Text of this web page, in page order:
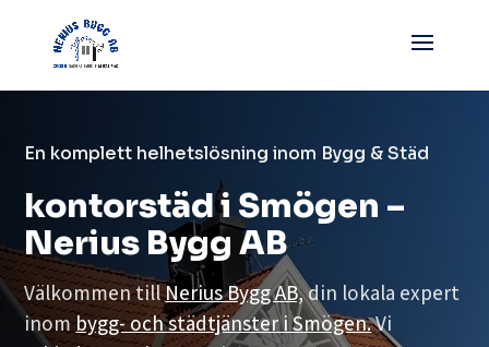
En komplett helhetslösning inom Bygg & Städ
kontorstäd i Smögen –
Nerius Bygg AB
Välkommen tillNerius Bygg AB,din lokala expert
inombygg- och städtjänster i Smögen.Vi